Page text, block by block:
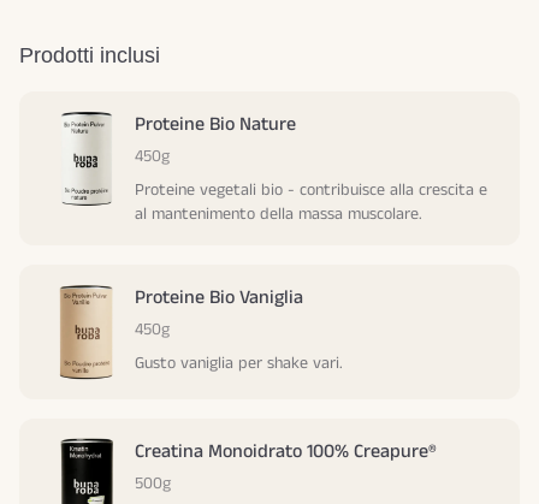
Prodotti inclusi
Proteine Bio Nature
450g
Proteine vegetali bio - contribuisce alla crescita e
al mantenimento della massa muscolare.
Proteine Bio Vaniglia
450g
Gusto vaniglia per shake vari.
Creatina Monoidrato 100% Creapure®
500g